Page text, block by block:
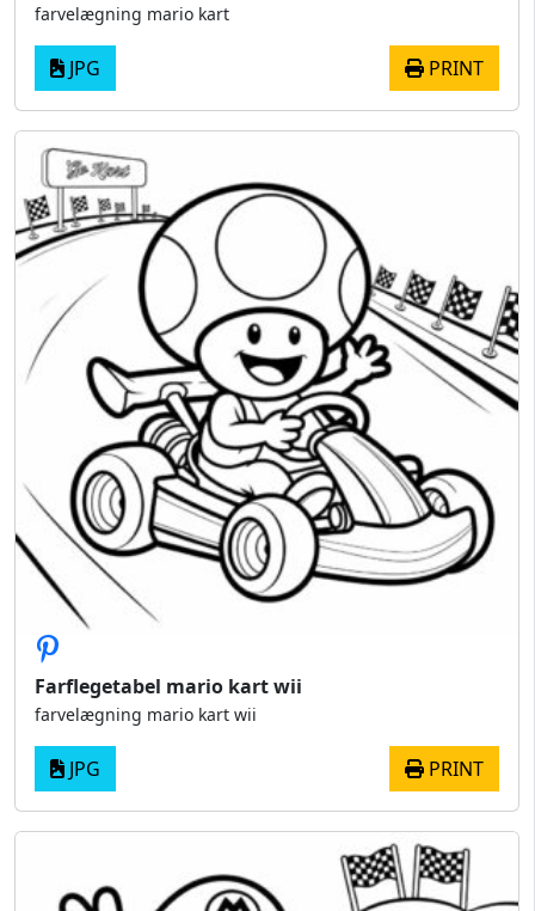
farvelægning mario kart
JPG PRINT
Farflegetabel mario kart wii
farvelægning mario kart wii
JPG PRINT